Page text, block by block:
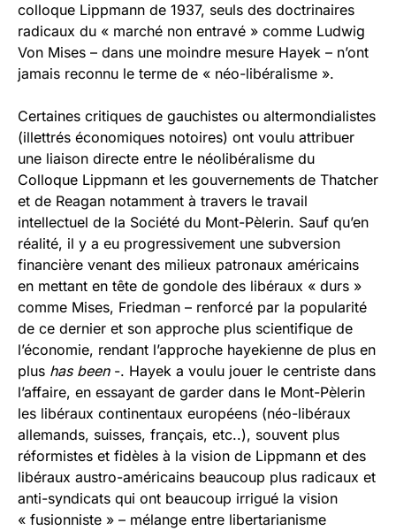
colloque Lippmann de 1937, seuls des doctrinaires
radicaux du « marché non entravé » comme Ludwig
Von Mises – dans une moindre mesure Hayek – n’ont
jamais reconnu le terme de « néo-libéralisme ».
Certaines critiques de gauchistes ou altermondialistes
(illettrés économiques notoires) ont voulu attribuer
une liaison directe entre le néolibéralisme du
Colloque Lippmann et les gouvernements de Thatcher
et de Reagan notamment à travers le travail
intellectuel de la Société du Mont-Pèlerin. Sauf qu’en
réalité, il y a eu progressivement une subversion
financière venant des milieux patronaux américains
en mettant en tête de gondole des libéraux « durs »
comme Mises, Friedman – renforcé par la popularité
de ce dernier et son approche plus scientifique de
l’économie, rendant l’approche hayekienne de plus en
plus has been-. Hayek a voulu jouer le centriste dans
l’affaire, en essayant de garder dans le Mont-Pèlerin
les libéraux continentaux européens (néo-libéraux
allemands, suisses, français, etc..), souvent plus
réformistes et fidèles à la vision de Lippmann et des
libéraux austro-américains beaucoup plus radicaux et
anti-syndicats qui ont beaucoup irrigué la vision
« fusionniste » – mélange entre libertarianisme